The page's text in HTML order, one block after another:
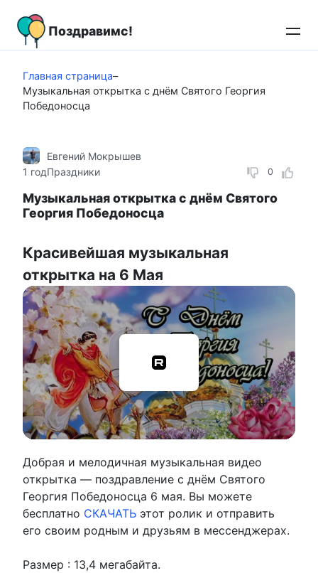
контенту
Поздравимс!
Главная страница–
Музыкальная открытка с днём Святого Георгия
Победоносца
0
Евгений Мокрышев
1 годПраздники
Музыкальная открытка с днём Святого
Георгия Победоносца
Красивейшая музыкальная
открытка на 6 Мая
Добрая и мелодичная музыкальная видео
открытка — поздравление с днём Святого
Георгия Победоносца 6 мая. Вы можете
бесплатно СКАЧАТЬ этот ролик и отправить
его своим родным и друзьям в мессенджерах.
Размер : 13,4 мегабайта.